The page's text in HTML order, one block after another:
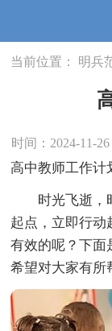
当前位置： 明兵
时间：2024-11-26
高中教师工作计
时光飞逝，时
起点，立即行动
有效的呢？下面
希望对大家有所